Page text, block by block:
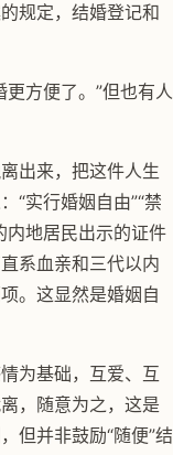
规定，结婚登记和
方便了。”但也有人
出来，把这件人生
“实行婚姻自由”“禁
内地居民出示的证件
系血亲和三代以内
。这显然是婚姻自
为基础，互爱、互
，随意为之，这是
但并非鼓励“随便”结